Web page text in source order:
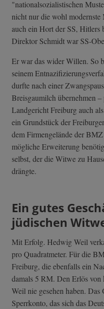
"nationalsozialistischen
nicht nur die wohl
auch ein Hort der SS,
Direktor Schmidt war SS-
Er war das wider Willen. So
seinem
durfte nach einer
Breisgaumilch übernehmen
Landgericht Freiburg auch
ein Grundstück der
dem Firmengelände der
mögliche Erweiterung
selbst, der die Witwe zu
drängte.
Ein gutes
jüdischen
Mit Erfolg. Hedwig Weil
pro Quadratmeter. Für die
Freiburg, die ebenfalls ein
damals 5 RM. Den Erlös
Weil nie gesehen haben.
Sperrkonto, das sich das